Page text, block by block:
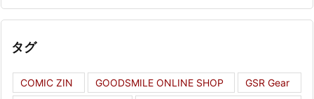
タグ
COMIC ZIN GOODSMILE ONLINE SHOP
GSR Gear